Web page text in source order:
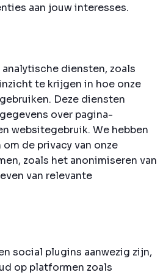
aan jouw interesses.
diensten, zoals
te krijgen in hoe onze
Deze diensten
over pagina-
websitegebruik. We hebben
de privacy van onze
zoals het anonimiseren van
van relevante
social plugins aanwezig zijn,
op platformen zoals